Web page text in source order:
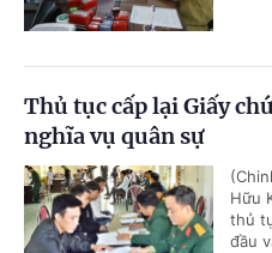
Thủ tục cấp lại Giấy
nghĩa vụ quân sự
Hữu
thủ
đầu